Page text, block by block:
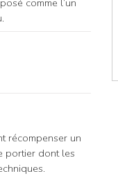
récompenser un
portier dont les